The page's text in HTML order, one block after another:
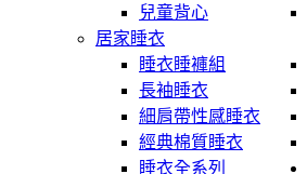
兒童背心
居家睡衣
睡衣睡褲組
長袖睡衣
細肩帶性感睡衣
經典棉質睡衣
睡衣全系列